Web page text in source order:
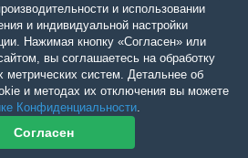
и использовании
и индивидуальной настройки
Нажимая кнопку «Согласен» или
вы соглашаетесь на обработку
систем. Детальнее об
и методах их отключения вы можете
Конфиденциальности.
Согласен